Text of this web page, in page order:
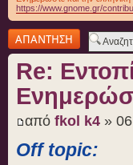
https://www.gnome.gr/
Δημιουργία
απάντησης
Re:
από fkol k4 »
Off topic: